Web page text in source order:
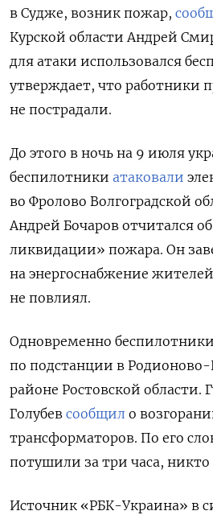
в Судже, возник пожар,
Курской области Андрей
для атаки использовался
утверждает, что работники
не пострадали.
До этого в ночь на 9 июля
беспилотники атаковали
во Фролово Волгоградской
Андрей Бочаров отчитался
ликвидации» пожара. Он
на энергоснабжение
не повлиял.
Одновременно
по подстанции в
районе Ростовской области.
Голубев сообщил о
трансформаторов. По его
потушили за три часа, никто
Источник «РБК-Украина» в